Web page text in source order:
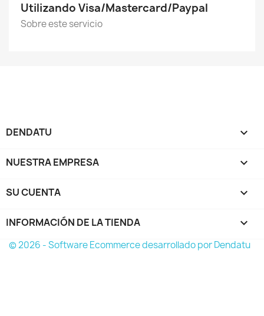
Utilizando Visa/Mastercard/Paypal
Sobre este servicio
DENDATU 
NUESTRA EMPRESA 
SU CUENTA 
INFORMACIÓN DE LA TIENDA keyboard_arrow_down
© 2026 - Software Ecommerce desarrollado por Dendatu